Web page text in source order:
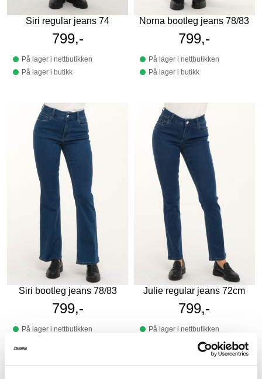
Siri regular jeans 74
799,-
På lager i nettbutikken
På lager i butikk
Norna bootleg jeans 78/83
799,-
På lager i nettbutikken
På lager i butikk
Siri bootleg jeans 78/83
799,-
På lager i nettbutikken
Julie regular jeans 72cm
799,-
På lager i nettbutikken
På lager i butikk